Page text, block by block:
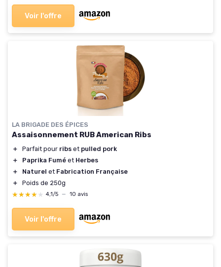
Voir l'offre
LA BRIGADE DES ÉPICES
Assaisonnement RUB American Ribs
＋ Parfait pour ribs et pulled pork
＋
Paprika Fumé et Herbes
＋
Naturel et Fabrication Française
＋
Poids de 250g
★★★★★
★★★★★ 4,1/5 — 10 avis
Voir l'offre